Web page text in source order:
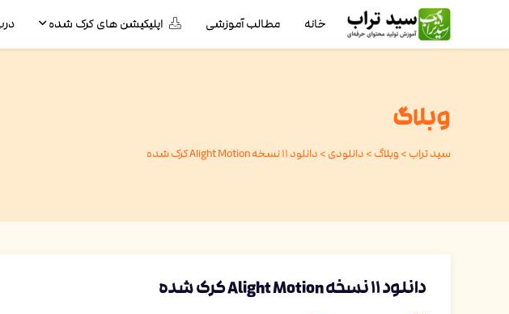
خانه مطالب آموزشی اپلیکیشن های کرک شده
وبلاگ
سید تراب > وبلاگ > دانلودی > دانلود 11 نسخه Alight Motion کرک شده
دانلود 11 نسخه Alight Motion کرک شده